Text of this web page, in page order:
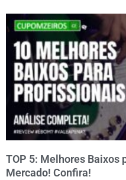
TOP 5: Melhores Baixos
Mercado! Confira!